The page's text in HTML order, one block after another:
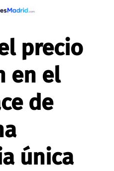
precio
en el
de
única